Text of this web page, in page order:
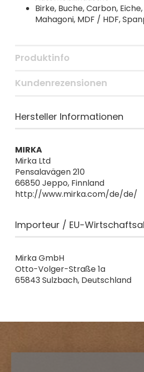
Birke, Buche, Carbon,
Mahagoni, MDF / HDF,
Produktinfo
Kundenrezensionen
Hersteller Informationen
MIRKA
Mirka Ltd
Pensalavägen 210
66850 Jeppo, Finnland
http://www.mirka.com/de/de/
Importeur / EU-
Mirka GmbH
Otto-Volger-Straße 1a
65843 Sulzbach, Deutschland